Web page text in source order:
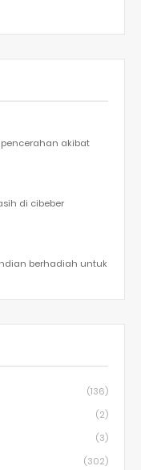
pencerahan akibat
di cibeber
berhadiah untuk
(136)
(2)
(3)
(302)